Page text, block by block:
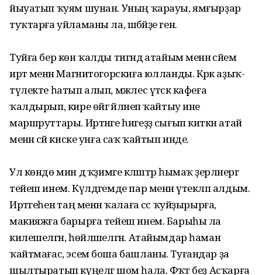
йыуатып ҡуям шунан. Уның ҡарауы, ямғырҙар
туҡтарға уйламаны ла, шәбәйҙе генә.
Туйға бер көн ҡалды тигәндә атайым менән әсәйем
иртә менән Магнитогорскиға юлланды. Кәрәк аҙыҡ-
түлекте һатып алып, мәжлес үтәсәк кафеға
ҡалдырып, кире өйгә әйләнеп ҡайтыу ине
маршруттары. Иртәнге һигеҙҙә сығып киткән атай
менән әсәй киске унға саҡ ҡайтып инде.
Ул көндө мин дә ҡәҙимге кәләштәр һымаҡ әҙерләнергә
тейеш инем. Күлдәгемде пар менән үтекләп алдым.
Иртәгеһенә таң менән ҡалаға сәс ҡуйҙырырға,
макияжға барырға тейеш инем. Барыһы ла
килешелгән, һөйләшелгән. Атайымдар һаман
ҡайтмағас, эсем боша башланы. Туғандар ҙа
шылтыратып күңелгә шом һала. Фәҡәт беҙ Асҡарға